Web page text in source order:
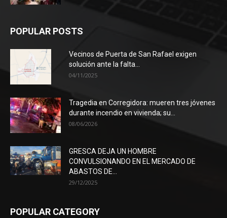
POPULAR POSTS
Vecinos de Puerta de San Rafael exigen
solución ante la falta...
04/11/2025
Tragedia en Corregidora: mueren tres jóvenes
durante incendio en vivienda; su...
08/06/2026
GRESCA DEJA UN HOMBRE
CONVULSIONANDO EN EL MERCADO DE
ABASTOS DE...
29/12/2025
POPULAR CATEGORY